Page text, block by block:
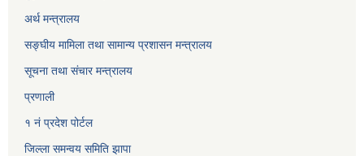
अर्थ मन्त्रालय
सङ्‍घीय मामिला तथा सामान्य प्रशासन मन्त्रालय
सूचना तथा संचार मन्त्रालय
प्रणाली
१ नं प्रदेश पोर्टल
जिल्ला समन्वय समिति झापा